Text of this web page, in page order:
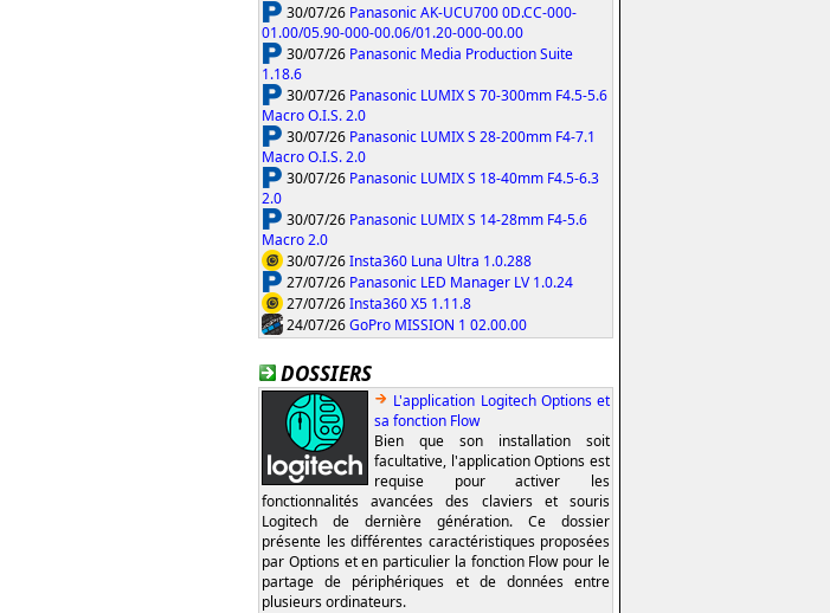
30/07/26 Panasonic AK-UCU700 0D.CC-000-
01.00/05.90-000-00.06/01.20-000-00.00
30/07/26 Panasonic Media Production Suite
1.18.6
30/07/26 Panasonic LUMIX S 70-300mm F4.5-5.6
Macro O.I.S. 2.0
30/07/26 Panasonic LUMIX S 28-200mm F4-7.1
Macro O.I.S. 2.0
30/07/26 Panasonic LUMIX S 18-40mm F4.5-6.3
2.0
30/07/26 Panasonic LUMIX S 14-28mm F4-5.6
Macro 2.0
30/07/26Insta360 Luna Ultra 1.0.288
27/07/26 Panasonic LED Manager LV 1.0.24
27/07/26Insta360 X5 1.11.8
24/07/26GoPro MISSION 1 02.00.00
DOSSIERS
L'application Logitech Options et
sa fonction Flow
Bien que son installation soit
facultative, l'application Options est
requise pour activer les
fonctionnalités avancées des claviers et souris
Logitech de dernière génération. Ce dossier
présente les différentes caractéristiques proposées
par Options et en particulier la fonction Flow pour le
partage de périphériques et de données entre
plusieurs ordinateurs.